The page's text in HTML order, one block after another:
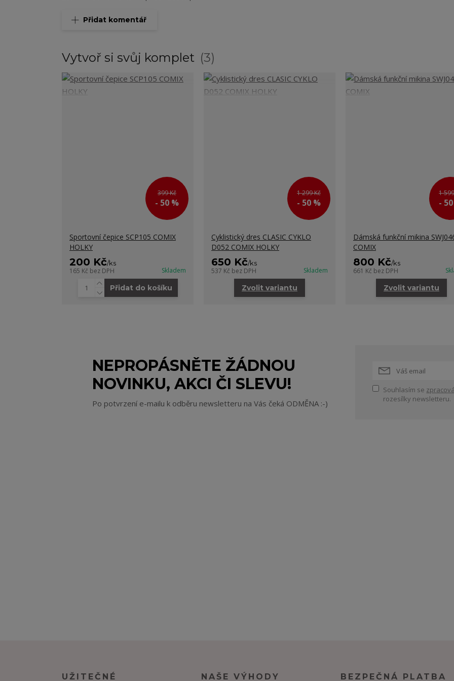
Přidat komentář
Vytvoř si svůj komplet 3
399 Kč
- 50 %
Sportovní čepice SCP105 COMIX
HOLKY
200 Kč/ks
165 Kč bez DPH Skladem
Přidat do košíku
1 299 Kč
- 50 %
Cyklistický dres CLASIC CYKLO
D052 COMIX HOLKY
650 Kč/ks
537 Kč bez DPH Skladem
Zvolit variantu
1
-
Dámská funkční mikina
COMIX
800 Kč/ks
661 Kč bez DPH
Zvolit variantu
NEPROPÁSNĚTE ŽÁDNOU
NOVINKU, AKCI ČI SLEVU!
Po potvrzení e-mailu k odběru newsletteru na Vás čeká ODMĚNA :-)
Souhlasím se
rozesílky newsletteru.
UŽITEČNÉ NAŠE VÝHODY BEZPEČNÁ PLATBA